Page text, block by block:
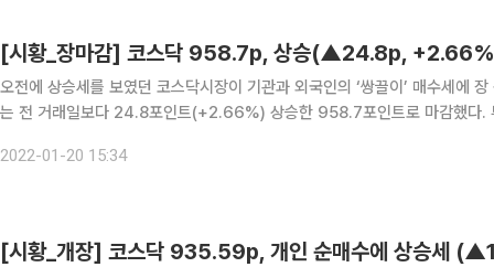
오전에 상승세를 보였던 코스닥시장이 기관과 외국인의 ‘쌍끌이’ 매수세에 장 종반에
는 전 거래일보다 24.8포인트(+2.66%) 상승한 958.7포인트로 마감했다. 투자자 별 동향을 자세히 살펴보면 기관과 외국인은 ‘사자’ 기
2022-01-20 15:34
[시황_개장] 코스닥 935.59p, 개인 순매수에 상승세